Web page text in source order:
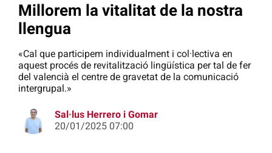
Millorem la vitalitat de la nostra
llengua
«Cal que participem individualment i col·lectiva en
aquest procés de revitalització lingüística per tal de fer
del valencià el centre de gravetat de la comunicació
intergrupal.»
Sal·lus Herrero i Gomar
20/01/2025 07:00